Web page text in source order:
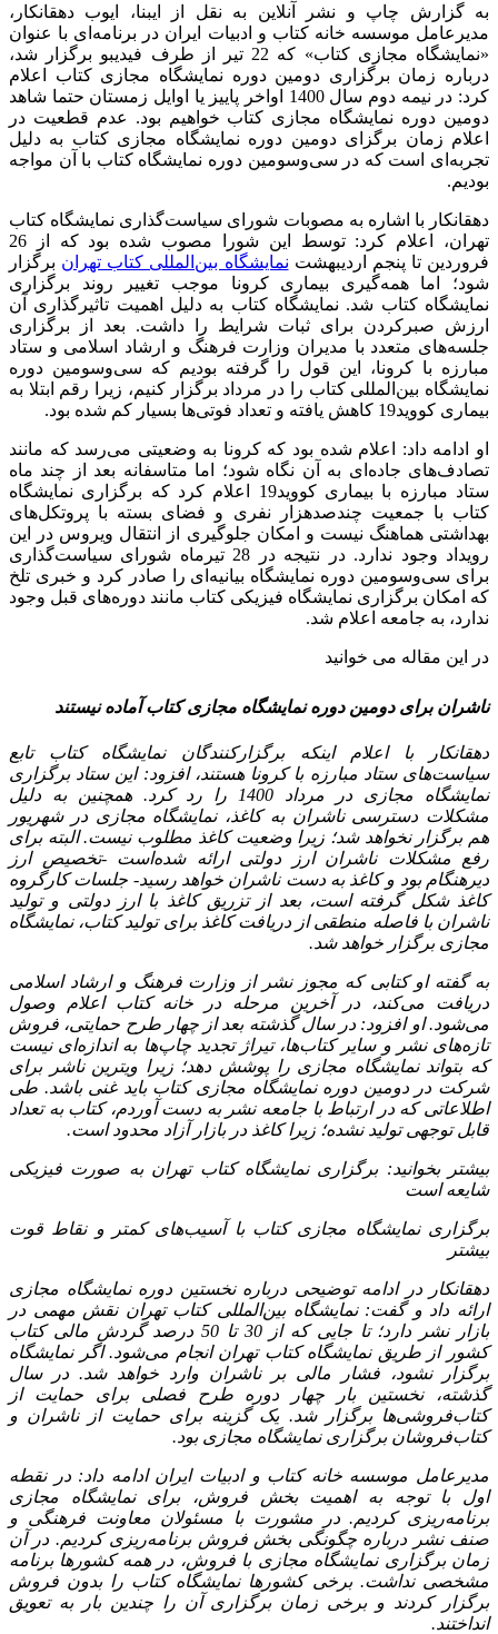
به گزارش چاپ و نشر آنلاین به نقل از ایبنا، ایوب دهقانکار،
مدیرعامل موسسه خانه کتاب و ادبیات ایران در برنامه‌ای با عنوان
«نمایشگاه مجازی کتاب» که 22 تیر از طرف فیدیبو برگزار شد،
درباره زمان برگزاری دومین دوره نمایشگاه مجازی کتاب اعلام
کرد: در نیمه دوم سال 1400 اواخر پاییز یا اوایل زمستان حتما شاهد
دومین دوره نمایشگاه مجازی کتاب خواهیم‌ بود. عدم قطعیت در
اعلام زمان برگزای دومین دوره نمایشگاه مجازی کتاب به دلیل
تجربه‌ای است که در سی‌وسومین دوره نمایشگاه کتاب با آن مواجه
بودیم.
دهقانکار با اشاره به مصوبات شورای سیاست‌گذاری نمایشگاه کتاب
تهران، اعلام کرد: توسط این شورا مصوب شده بود که از 26
فروردین تا پنجم اردیبهشت نمایشگاه بین‌المللی کتاب تهران برگزار
شود؛ اما همه‌گیری بیماری کرونا موجب تغییر روند برگزاری
نمایشگاه کتاب شد. نمایشگاه کتاب به دلیل اهمیت تاثیرگذاری آن
ارزش صبرکردن برای ثبات شرایط را داشت. بعد از برگزاری
جلسه‌های متعدد با مدیران وزارت فرهنگ و ارشاد اسلامی و ستاد
مبارزه با کرونا، این قول را گرفته بودیم که سی‌وسومین دوره
نمایشگاه بین‌المللی کتاب را در مرداد برگزار کنیم، زیرا رقم ابتلا به
بیماری کووید19 کاهش یافته‌ و تعداد فوتی‌ها بسیار کم شده‌ بود.
او ادامه داد: اعلام شده بود که کرونا به وضعیتی می‌رسد که مانند
تصادف‌های جاده‌ای به آن نگاه شود؛ اما متاسفانه بعد از چند ماه
ستاد مبارزه با بیماری کووید19 اعلام کرد که برگزاری نمایشگاه
کتاب با جمعیت چندصدهزار نفری و فضای بسته با پروتکل‌های
بهداشتی هماهنگ نیست و امکان جلوگیری از انتقال ویروس در این
رویداد وجود ندارد. در نتیجه در 28 تیرماه شورای سیاست‌گذاری
برای سی‌وسومین دوره نمایشگاه بیانیه‌ای را صادر کرد و خبری تلخ
که امکان برگزاری نمایشگاه فیزیکی کتاب مانند دوره‌های قبل وجود
ندارد، به جامعه اعلام شد.
در این مقاله می خوانید
ناشران برای دومین دوره نمایشگاه مجازی کتاب آماده نیستند
دهقانکار با اعلام اینکه برگزارکنندگان نمایشگاه کتاب تابع
سیاست‌های ستاد مبارزه با کرونا هستند، افزود: این ستاد برگزاری
نمایشگاه مجازی در مرداد 1400 را رد کرد. همچنین به دلیل
مشکلات دسترسی ناشران به کاغذ، نمایشگاه مجازی در شهریور
هم برگزار نخواهد شد؛ زیرا وضعیت کاغذ مطلوب نیست. البته برای
رفع مشکلات ناشران ارز دولتی ارائه شده‌است -تخصیص ارز
دیرهنگام بود و کاغذ به دست ناشران خواهد رسید- جلسات کارگروه
کاغذ شکل گرفته‌ است، بعد از تزریق کاغذ با ارز دولتی و تولید
ناشران با فاصله منطقی از دریافت کاغذ برای تولید کتاب، نمایشگاه
مجازی برگزار خواهد شد.
به گفته او کتابی که مجوز نشر از وزارت فرهنگ و ارشاد اسلامی
دریافت می‌کند، در آخرین مرحله در خانه کتاب اعلام وصول
می‌شود. او افزود: در سال گذشته بعد از چهار طرح حمایتی، فروش
تازه‌های نشر و سایر کتاب‌ها، تیراژ تجدید چاپ‌ها به اندازه‌ای نیست
که بتواند نمایشگاه مجازی را پوشش دهد؛ زیرا ویترین ناشر برای
شرکت در دومین دوره نمایشگاه مجازی کتاب باید غنی باشد. طی
اطلاعاتی که در ارتباط با جامعه نشر به دست آوردم، کتاب به تعداد
قابل توجهی تولید نشده؛ زیرا کاغذ در بازار آزاد محدود است.
بیشتر بخوانید: برگزاری نمایشگاه کتاب تهران به صورت فیزیکی
شایعه است
برگزاری نمایشگاه مجازی کتاب با آسیب‌های کمتر و نقاط قوت
بیشتر
دهقانکار در ادامه توضیحی درباره نخستین دوره نمایشگاه مجازی
ارائه داد و گفت: نمایشگاه بین‌المللی کتاب تهران نقش مهمی در
بازار نشر دارد؛ تا جایی که از 30 تا 50 درصد گردش مالی کتاب
کشور از طریق نمایشگاه کتاب تهران انجام می‌شود. اگر نمایشگاه
برگزار نشود، فشار مالی بر ناشران وارد خواهد شد. در سال
گذشته، نخستین‌ بار چهار دوره طرح فصلی برای حمایت از
کتاب‌فروشی‌ها برگزار شد. یک گزینه برای حمایت از ناشران و
کتاب‌فروشان برگزاری نمایشگاه مجازی بود.
مدیرعامل موسسه خانه کتاب و ادبیات ایران ادامه داد: در نقطه
اول با توجه به اهمیت بخش فروش، برای نمایشگاه مجازی
برنامه‌ریزی کردیم. در مشورت با مسئولان معاونت فرهنگی و
صنف نشر درباره چگونگی بخش فروش برنامه‌ریزی کردیم. در آن
زمان برگزاری نمایشگاه مجازی با فروش، در همه کشورها برنامه
مشخصی نداشت. برخی کشورها نمایشگاه کتاب را بدون فروش
برگزار کردند و برخی زمان برگزاری آن را چندین بار به تعویق
انداختند.